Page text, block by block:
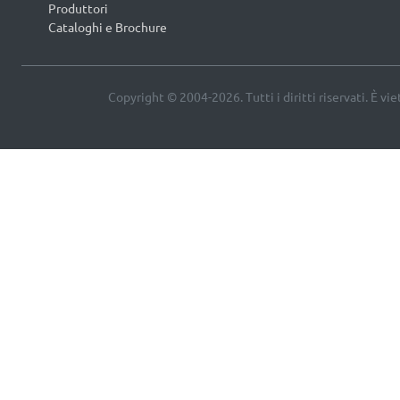
Produttori
Cataloghi e Brochure
Copyright © 2004-2026. Tutti i diritti riservati. È